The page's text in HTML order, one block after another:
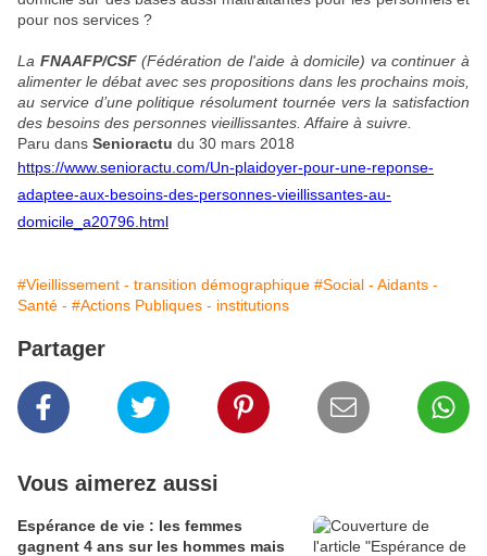
pour nos services ?
La FNAAFP/CSF(Fédération de l'aide à domicile) va continuer à
alimenter le débat avec ses propositions dans les prochains mois,
au service d’une politique résolument tournée vers la satisfaction
des besoins des personnes vieillissantes. Affaire à suivre.
Paru dans Senioractu du 30 mars 2018
https://www.senioractu.com/Un-plaidoyer-pour-une-reponse-
adaptee-aux-besoins-des-personnes-vieillissantes-au-
domicile_a20796.html
#Vieillissement - transition démographique #Social - Aidants -
Santé - #Actions Publiques - institutions
Partager
Vous aimerez aussi
Espérance de vie : les femmes
gagnent 4 ans sur les hommes mais